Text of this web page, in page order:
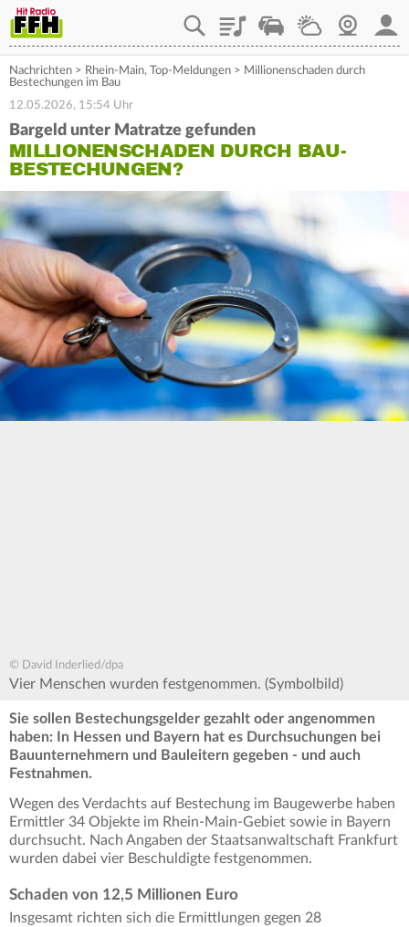
PlaylistStaupilotWetterWebcam
Nachrichten > Rhein-Main, Top-Meldungen > Millionenschaden durch
Bestechungen im Bau
12.05.2026, 15:54 Uhr
Bargeld unter Matratze gefunden
MILLIONENSCHADEN DURCH BAU-
BESTECHUNGEN?
© David Inderlied/dpa
Vier Menschen wurden festgenommen. (Symbolbild)
Sie sollen Bestechungsgelder gezahlt oder angenommen
haben: In Hessen und Bayern hat es Durchsuchungen bei
Bauunternehmern und Bauleitern gegeben - und auch
Festnahmen.
Wegen des Verdachts auf Bestechung im Baugewerbe haben
Ermittler 34 Objekte im Rhein-Main-Gebiet sowie in Bayern
durchsucht. Nach Angaben der Staatsanwaltschaft Frankfurt
wurden dabei vier Beschuldigte festgenommen.
Schaden von 12,5 Millionen Euro
Insgesamt richten sich die Ermittlungen gegen 28